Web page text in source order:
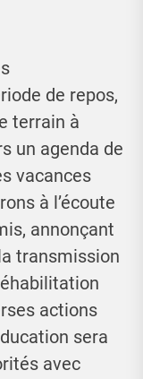
de repos,
terrain à
un agenda de
vacances
à l’écoute
annonçant
transmission
actions
sera
avec